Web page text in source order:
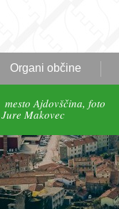
Organi občine
mesto Ajdovščina, foto
Jure Makovec